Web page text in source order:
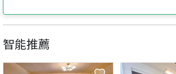
智能推薦